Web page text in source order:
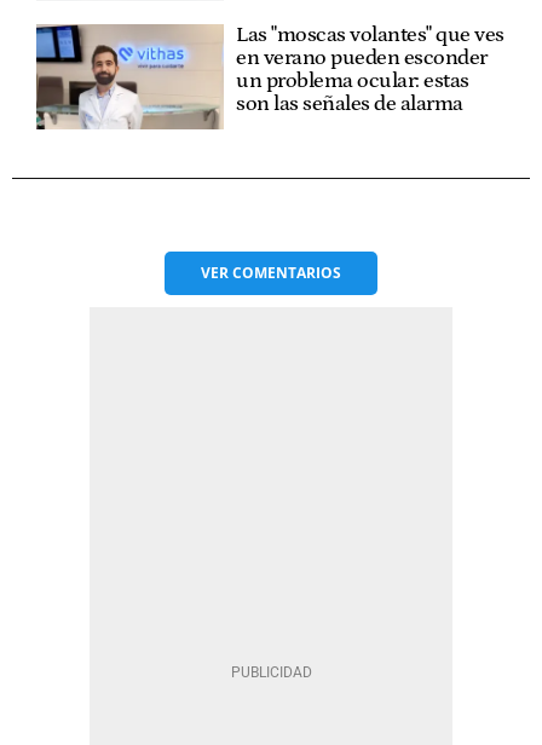
Las "moscas volantes" que ves
en verano pueden esconder
un problema ocular: estas
son las señales de alarma
VERCOMENTARIOS